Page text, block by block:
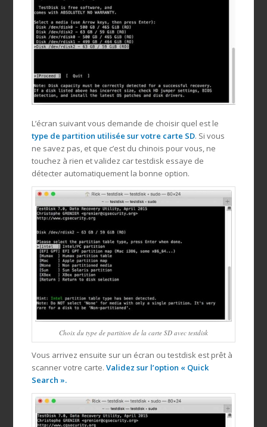
L’écran suivant vous demande de choisir quel est le
type de partition utilisée sur votre carte SD. Si vous
ne savez pas, et que c’est du chinois pour vous, ne
touchez à rien et validez car testdisk essaye de
détecter automatiquement la bonne option.
Choix du type de partition de la carte SD avec testdisk
Vous arrivez ensuite sur un écran ou testdisk est prêt à
scanner votre carte. Validez sur l’option « Quick
Search ».